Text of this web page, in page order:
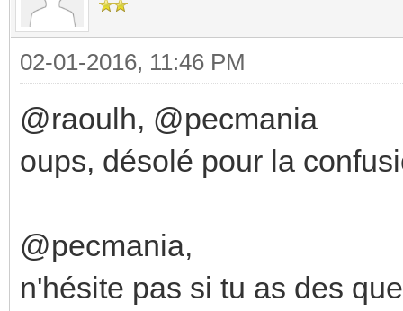
02-01-2016, 11:46 PM
@raoulh, @pecmania
oups, désolé pour la
@pecmania,
n'hésite pas si tu as des